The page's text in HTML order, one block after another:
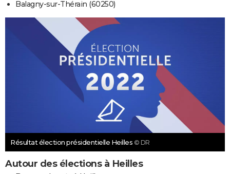
Balagny-sur-Thérain (60250)
Résultat élection présidentielle Heilles © DR
Autour des élections à Heilles